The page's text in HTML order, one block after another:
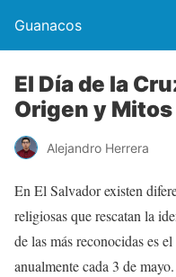
Guanacos
El Día de la
Origen y Mitos
Alejandro Herrera
En El Salvador existen
religiosas que rescatan la
de las más reconocidas es
anualmente cada 3 de mayo.